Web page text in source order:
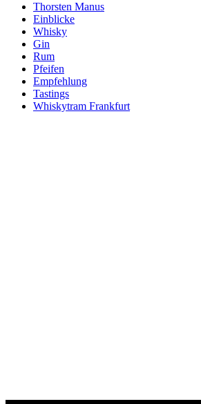
Thorsten Manus
Einblicke
Whisky
Gin
Rum
Pfeifen
Empfehlung
Tastings
Whiskytram Frankfurt